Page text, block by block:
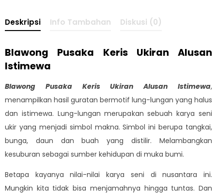
Deskripsi Info Tambahan Diskusi (0)
Blawong Pusaka Keris Ukiran Alusan
Istimewa
Blawong Pusaka Keris Ukiran Alusan Istimewa,
menampilkan hasil guratan bermotif lung-lungan yang halus
dan istimewa. Lung-lungan merupakan sebuah karya seni
ukir yang menjadi simbol makna. Simbol ini berupa tangkai,
bunga, daun dan buah yang distilir. Melambangkan
kesuburan sebagai sumber kehidupan di muka bumi.
Betapa kayanya nilai-nilai karya seni di nusantara ini.
Mungkin kita tidak bisa menjamahnya hingga tuntas. Dan